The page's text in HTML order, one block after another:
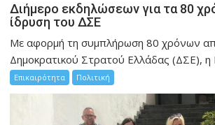
Διήμερο εκδηλώσεων για τα 80
ίδρυση του ΔΣΕ
Με αφορμή τη συμπλήρωση 80 χρόνων
Δημοκρατικού Στρατού Ελλάδας (ΔΣΕ), η
Επικαιρότητα Πολιτική